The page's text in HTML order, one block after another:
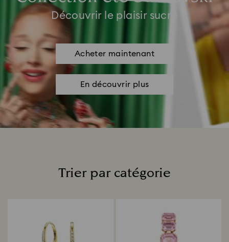
Découvrir le plaisir sucré
Acheter maintenant
En découvrir plus
Trier par catégorie